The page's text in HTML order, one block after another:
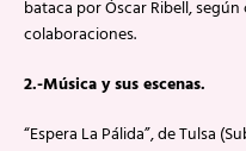
bataca por Óscar Ribell,
colaboraciones.
2.-Música y sus escenas.
“Espera La Pálida”, de Tulsa